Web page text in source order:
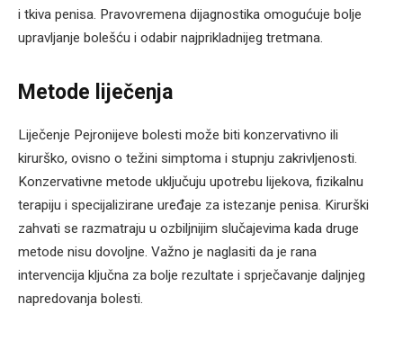
i tkiva penisa. Pravovremena dijagnostika omogućuje bolje
upravljanje bolešću i odabir najprikladnijeg tretmana.
Metode liječenja
Liječenje Pejronijeve bolesti može biti konzervativno ili
kirurško, ovisno o težini simptoma i stupnju zakrivljenosti.
Konzervativne metode uključuju upotrebu lijekova, fizikalnu
terapiju i specijalizirane uređaje za istezanje penisa. Kirurški
zahvati se razmatraju u ozbiljnijim slučajevima kada druge
metode nisu dovoljne. Važno je naglasiti da je rana
intervencija ključna za bolje rezultate i sprječavanje daljnjeg
napredovanja bolesti.